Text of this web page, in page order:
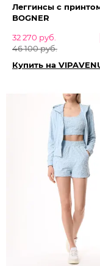
Леггинсы с
BOGNER
32 270 руб.
46 100 руб.
Купить на